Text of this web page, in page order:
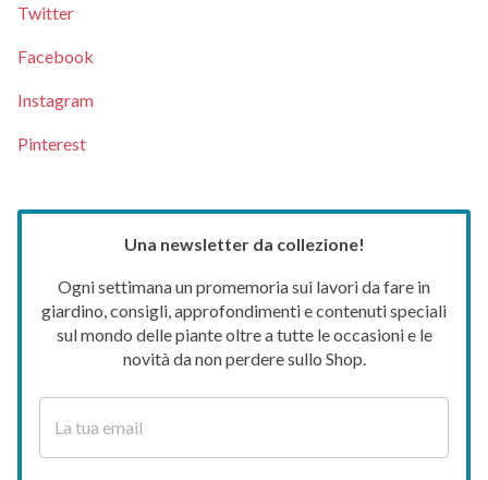
Twitter
Facebook
Instagram
Pinterest
Una newsletter da collezione!
Ogni settimana un promemoria sui lavori da fare in
giardino, consigli, approfondimenti e contenuti speciali
sul mondo delle piante oltre a tutte le occasioni e le
novità da non perdere sullo Shop.